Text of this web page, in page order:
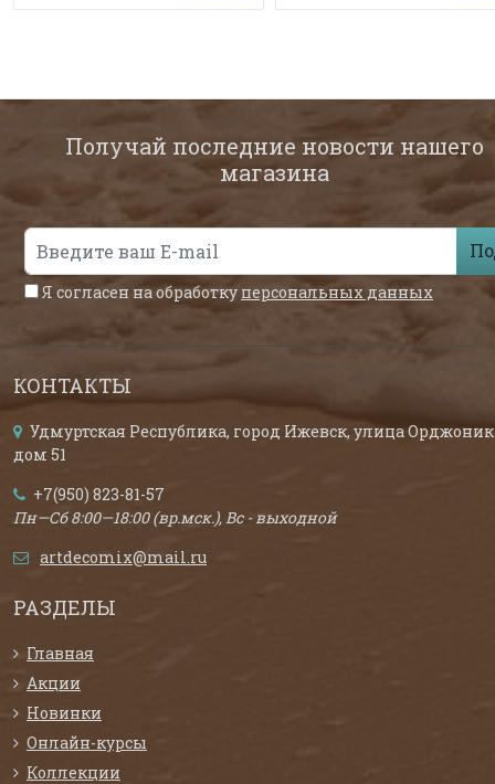
Получай последние новости нашего
магазина
Я согласен на обработку персональных данных
КОНТАКТЫ
Удмуртская Республика, город Ижевск, улица
дом 51
+7(950) 823-81-57
Пн—Сб 8:00—18:00 (вр.мск.), Вс - выходной
artdecomix@mail.ru
РАЗДЕЛЫ
Главная
Акции
Новинки
Онлайн-курсы
Коллекции